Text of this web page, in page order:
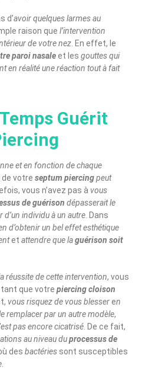
d’avoir quelques larmes au
raison que l’intervention
de votre nez. En effet, le
paroi nasaleet les gouttes qui
en réalité une réaction tout à fait
Guérit
et en fonction de chaque
de votre septum piercingpeut
vous n’avez pas à vous
de guérison dépasserait le
d’un individu à un autre. Dans
d’obtenir un bel effet esthétique
et attendre que laguérison soit
réussite de cette intervention, vous
tant que votre piercing cloison
vous risquez de vous blesseren
remplacer par un autre modèle,
pas encore cicatrisé. De ce fait,
au niveau duprocessus de
des bactéries sont susceptibles
.